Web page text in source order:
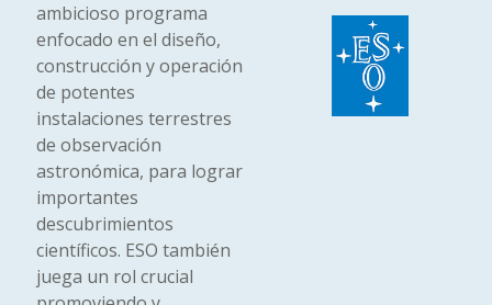
ambicioso programa
enfocado en el diseño,
construcción y operación
de potentes
instalaciones terrestres
de observación
astronómica, para lograr
importantes
descubrimientos
científicos. ESO también
juega un rol crucial